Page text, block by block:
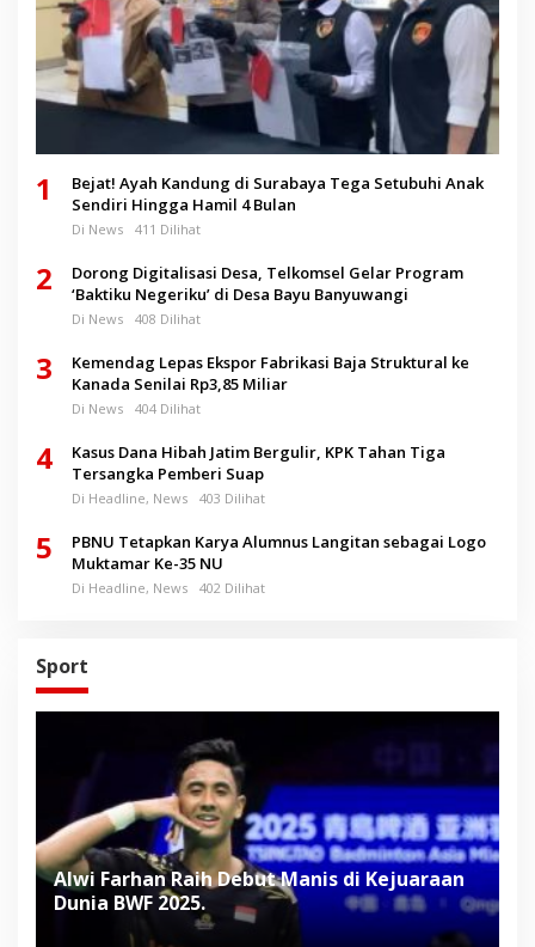
1
Bejat! Ayah Kandung di Surabaya Tega Setubuhi Anak
Sendiri Hingga Hamil 4 Bulan
Di News 411 Dilihat
2
Dorong Digitalisasi Desa, Telkomsel Gelar Program
‘Baktiku Negeriku’ di Desa Bayu Banyuwangi
Di News 408 Dilihat
3
Kemendag Lepas Ekspor Fabrikasi Baja Struktural ke
Kanada Senilai Rp3,85 Miliar
Di News 404 Dilihat
4
Kasus Dana Hibah Jatim Bergulir, KPK Tahan Tiga
Tersangka Pemberi Suap
Di Headline, News 403 Dilihat
5
PBNU Tetapkan Karya Alumnus Langitan sebagai Logo
Muktamar Ke-35 NU
Di Headline, News 402 Dilihat
Sport
Alwi Farhan Raih Debut Manis di Kejuaraan
Dunia BWF 2025.